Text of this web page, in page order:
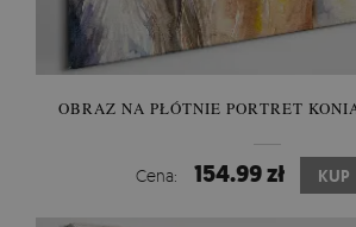
OBRAZ NA PŁÓTNIE PORTRET
Cena: 154.99 zł KUP